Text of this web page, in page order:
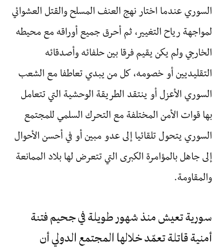
السوري عندما اختار نهج العنف المسلح والقتل العشوائي
لمواجهة رياح التغيير، ثم أحرق جميع أوراقه مع محيطه
الخارجي ولم يكن يقيم فرقا بين حلفائه وأصدقائه
التقليديين أو خصومه، كل من يبدي تعاطفا مع الشعب
السوري الأعزل أو ينتقد الطريقة الوحشية التي تتعامل
بها قوات الأمن المختلفة مع التحرك السلمي للمجتمع
السوري يتحول تلقائيا إلى عدو مبين أو في أحسن الأحوال
إلى جاهل بالمؤامرة الكبرى التي تتعرض لها بلاد الممانعة
والمقاومة.
سورية تعيش منذ شهور طويلة في جحيم فتنة
أمنية قاتلة تعمّد خلالها المجتمع الدولي أن